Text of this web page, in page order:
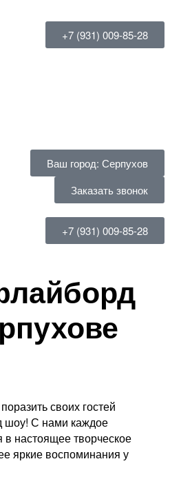
+7 (931) 009-85-28
Ваш город: Серпухов
Заказать звонок
+7 (931) 009-85-28
своих гостей
С нами каждое
в настоящее творческое
яркие воспоминания у